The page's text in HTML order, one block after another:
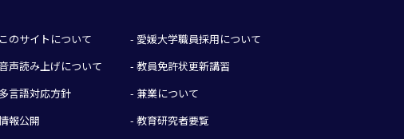
のサイトについて
声読み上げについて
言語対応方針
報公開
- 愛媛大学職員採用について
- 教員免許状更新講習
- 兼業について
- 教育研究者要覧